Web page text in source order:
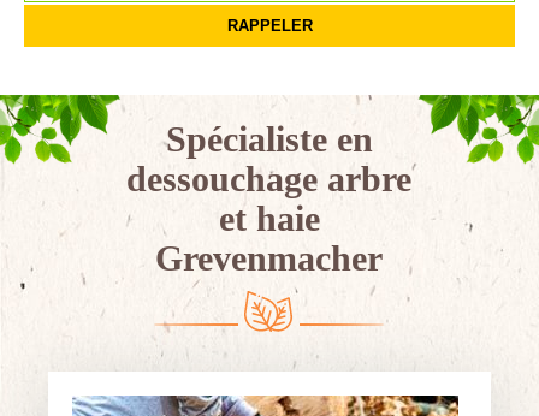
Spécialiste en
dessouchage arbre
et haie
Grevenmacher